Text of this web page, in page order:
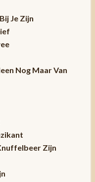
Je Zijn
Nog Maar Van
Zijn